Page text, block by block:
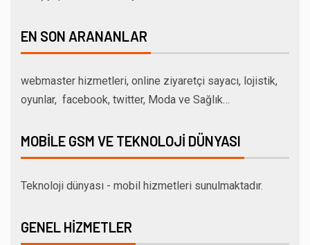
EN SON ARANANLAR
webmaster hizmetleri, online ziyaretçi sayacı, lojistik,
oyunlar, facebook, twitter, Moda ve Sağlık…
MOBILE GSM VE TEKNOLOJI DÜNYASI
Teknoloji dünyası - mobil hizmetleri sunulmaktadır.
GENEL HIZMETLER